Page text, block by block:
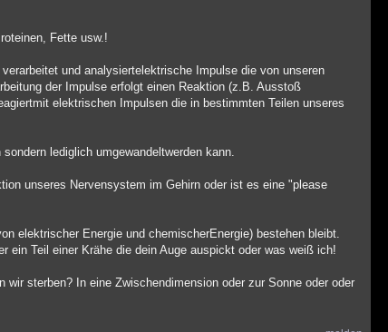
Fette usw.!
und analysiertelektrische Impulse die von unseren
der Impulse erfolgt einen Reaktion (z.B. Ausstoß
elektrischen Impulsen die in bestimmten Teilen unseres
lediglich umgewandeltwerden kann.
unseres Nervensystem im Gehirn oder ist es eine "please
elektrischer Energie und chemischerEnergie) bestehen bleibt.
ein Teil einer Krähe die dein Auge auspickt oder was weiß ich!
sterben? In eine Zwischendimension oder zur Sonne oder oder